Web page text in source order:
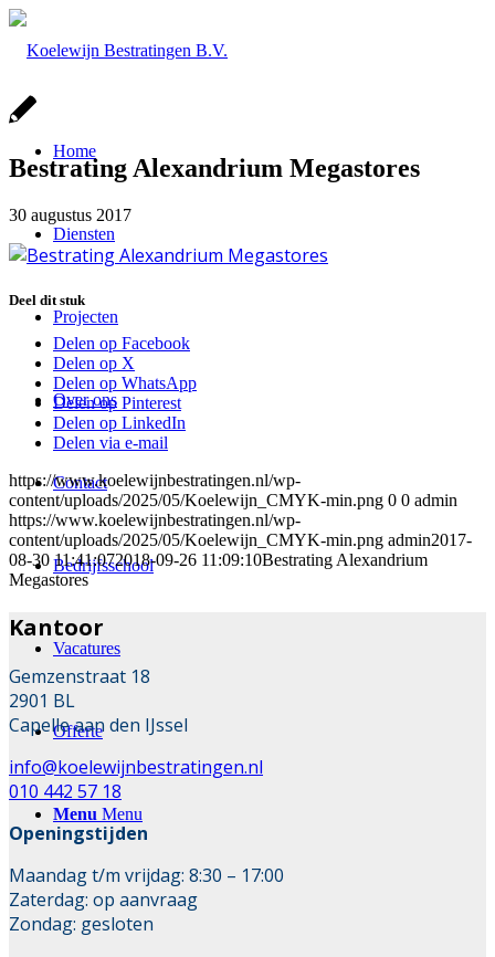
Home
Diensten
Projecten
Over ons
Contact
Bedrijfsschool
Vacatures
Offerte
Menu Menu
Bestrating Alexandrium Megastores
30 augustus 2017
Deel dit stuk
Delen op Facebook
Delen op X
Delen op WhatsApp
Delen op Pinterest
Delen op LinkedIn
Delen via e-mail
https://www.koelewijnbestratingen.nl/wp-
content/uploads/2025/05/Koelewijn_CMYK-min.png 0 0 admin
https://www.koelewijnbestratingen.nl/wp-
content/uploads/2025/05/Koelewijn_CMYK-min.png admin2017-
08-30 11:41:072018-09-26 11:09:10Bestrating Alexandrium
Megastores
Kantoor
Gemzenstraat 18
2901 BL
Capelle aan den IJssel
info@koelewijnbestratingen.nl
010 442 57 18
Openingstijden
Maandag t/m vrijdag: 8:30 – 17:00
Zaterdag: op aanvraag
Zondag: gesloten